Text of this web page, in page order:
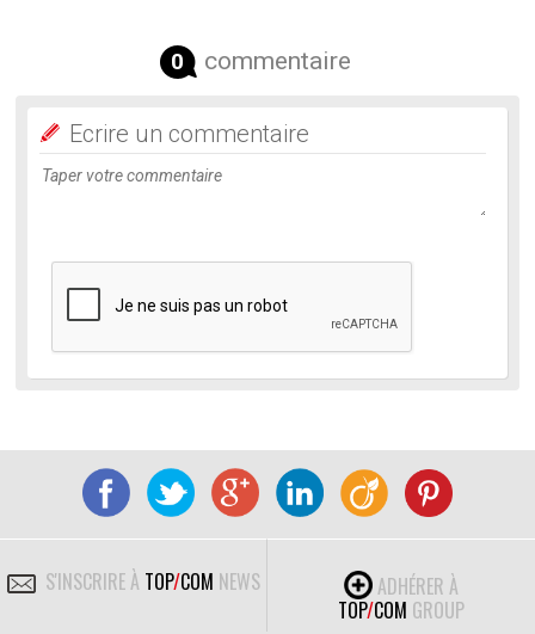
0 commentaire
Ecrire un commentaire
S'INSCRIRE À TOP/COM NEWS
ADHÉRER À
TOP/COM GROUP